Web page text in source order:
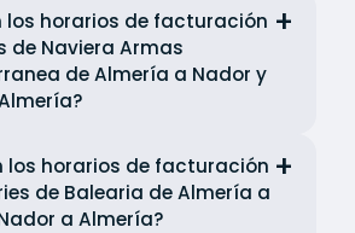
los horarios de facturación
de Naviera Armas
de Almería a Nador y
los horarios de facturación
de Balearia de Almería a
a Almería?